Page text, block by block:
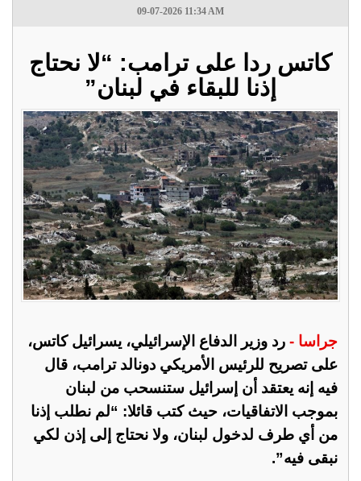
09-07-2026 11:34 AM
كاتس ردا على ترامب: “لا نحتاج
إذنا للبقاء في لبنان”
جراسا - رد وزير الدفاع الإسرائيلي، يسرائيل كاتس،
على تصريح للرئيس الأمريكي دونالد ترامب، قال
فيه إنه يعتقد أن إسرائيل ستنسحب من لبنان
بموجب الاتفاقيات، حيث كتب قائلا: “لم نطلب إذنا
من أي طرف لدخول لبنان، ولا نحتاج إلى إذن لكي
نبقى فيه”.